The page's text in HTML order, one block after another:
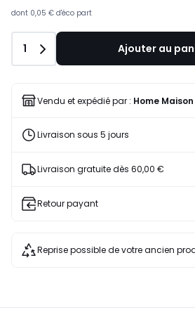
lieu
27,93
17%
réduction
appliquée.
dont 0,05 € d'éco part
Quantité
1 Ajouter au
Vendu et expédié par : Home Maison
Livraison sous 5 jours
Livraison gratuite dès 60,00 €
Retour payant
Reprise possible de votre ancien